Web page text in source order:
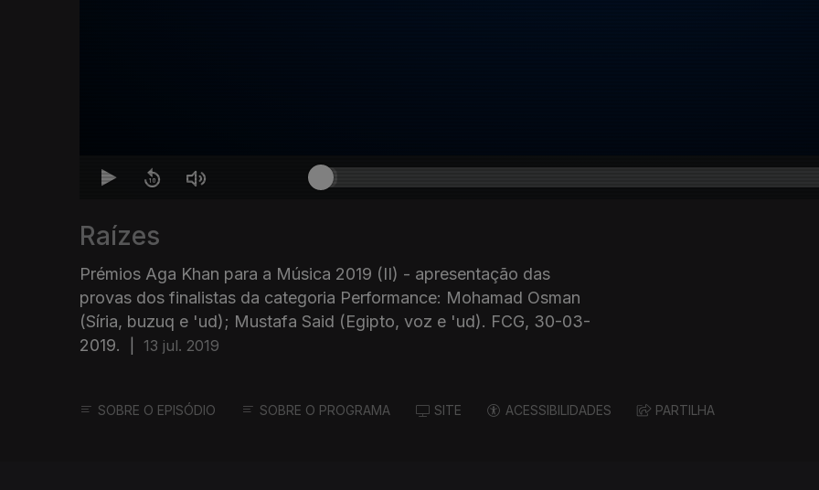
Raízes
Prémios Aga Khan para a Música 2019 (II) - apresentação das
provas dos finalistas da categoria Performance: Mohamad Osman
(Síria, buzuq e 'ud); Mustafa Said (Egipto, voz e 'ud). FCG, 30-03-
2019.
13 jul. 2019
SOBRE O EPISÓDIO SOBRE O PROGRAMA SITE ACESSIBILIDADES PARTILHA